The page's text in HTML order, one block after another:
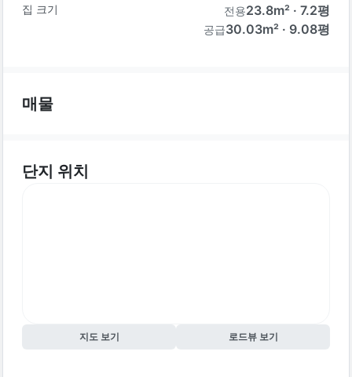
집 크기 전용23.8m² · 7.2평
공급30.03m² · 9.08평
매물
단지 위치
지도 보기 로드뷰 보기